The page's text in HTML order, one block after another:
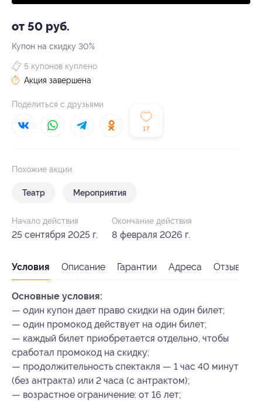
от 50 руб.
Купон на скидку 30%
17
5 купонов куплено
Акция завершена
Поделиться с друзьями
Похожие акции
Театр Мероприятия
Начало действия
25 сентября 2025 г.
Окончание действия
8 февраля 2026 г.
Условия Описание Гарантии Адреса Отзывы
Основные условия:
— один купон дает право скидки на один билет;
— один промокод действует на один билет;
— каждый билет приобретается отдельно, чтобы
сработал промокод на скидку;
— продолжительность спектакля — 1 час 40 минут
(без антракта) или 2 часа (с антрактом);
— возрастное ограничение: от 16 лет;